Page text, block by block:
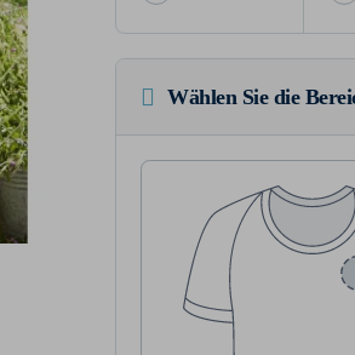
Wählen Sie die